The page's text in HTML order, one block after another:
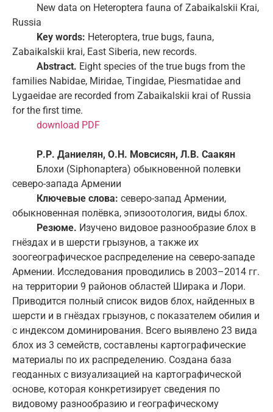
New data on Heteroptera fauna of Zabaikalskii Krai,
Russia
Key words: Heteroptera, true bugs, fauna,
Zabaikalskii krai, East Siberia, new records.
Abstract. Eight species of the true bugs from the
families Nabidae, Miridae, Tingidae, Piesmatidae and
Lygaeidae are recorded from Zabaikalskii krai of Russia
for the first time.
download PDF
Р.Р. Даниелян, О.Н. Мовсисян, Л.В. Саакян
Блохи (Siphonaptera) обыкновенной полевки
северо-запада Армении
Ключевые слова: северо-запад Армении,
обыкновенная полёвка, эпизоотология, виды блох.
Резюме. Изучено видовое разнообразие блох в
гнёздах и в шерсти грызунов, а также их
зоогеографическое распределение на северо-западе
Армении. Исследования проводились в 2003–2014 гг.
на территории 9 районов областей Ширака и Лори.
Приводится полный список видов блох, найденных в
шерсти и в гнёздах грызунов, с показателем обилия и
с индексом доминирования. Всего выявлено 23 вида
блох из 3 семейств, составлены картографические
материалы по их распределению. Создана база
геоданных с визуализацией на картографической
основе, которая конкретизирует сведения по
видовому разнообразию и географическому